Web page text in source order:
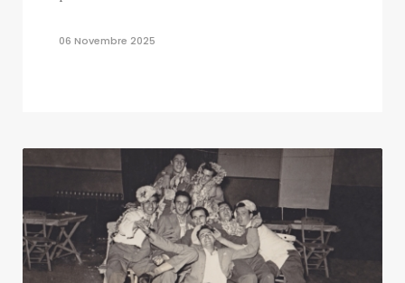
06 Novembre 2025